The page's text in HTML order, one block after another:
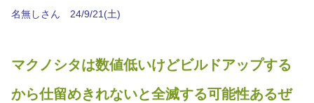
名無しさん 24/9/21(土)
マクノシタは数値低いけどビルドアップする
から仕留めきれないと全滅する可能性あるぜ